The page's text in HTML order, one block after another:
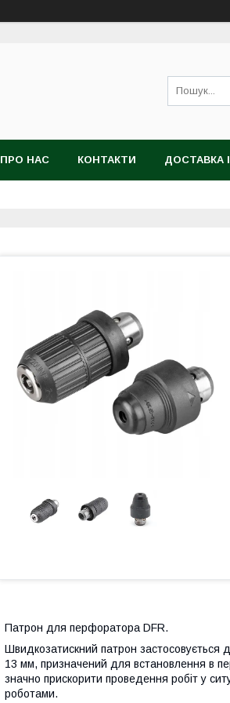
ПРО НАС КОНТАКТИ ДОСТАВКА
Патрон для перфоратора DFR.
Швидкозатискний патрон застосовується
13 мм, призначений для встановлення в
значно прискорити проведення робіт у
роботами.